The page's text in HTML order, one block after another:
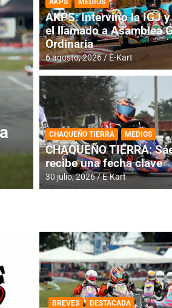
DESTACADA INFORME CENTRAL
RMC BUENOS
histórica en
4 agosto, 2026 E-Kart
AKPS: Intervino la IGJ
el llamado a Asamblea
Ordinaria
6 agosto, 2026 E-Kart
CHAQUEÑO TIERRA MEDIOS
CHAQUEÑO TIERRA:
recibe una fecha clave
30 julio, 2026 E-Kart
BREVES
DESTACADA